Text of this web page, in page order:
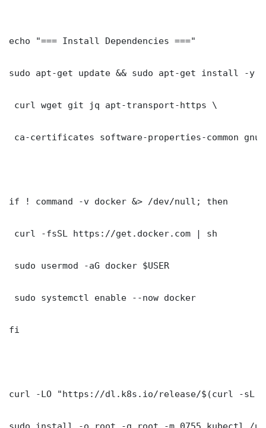
echo "=== Install Dependencies ==="
sudo apt-get update && sudo apt-get install -y \
curl wget git jq apt-transport-https \
ca-certificates software-properties-common
if ! command -v docker &> /dev/null; then
curl -fsSL https://get.docker.com | sh
sudo usermod -aG docker $USER
sudo systemctl enable --now docker
fi
curl -LO "https://dl.k8s.io/release/$(curl -sL